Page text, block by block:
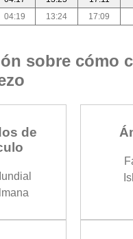
04:19 13:24 17:09
sobre cómo
de